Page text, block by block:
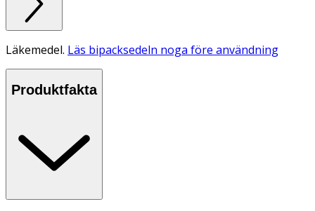
Läkemedel. Läs bipacksedeln noga före användning
Produktfakta